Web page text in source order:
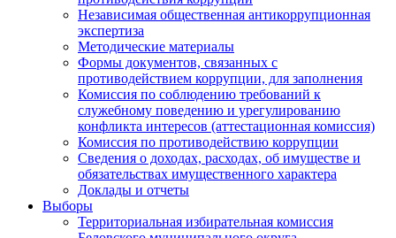
Независимая общественная антикоррупционная
экспертиза
Методические материалы
Формы документов, связанных с
противодействием коррупции, для заполнения
Комиссия по соблюдению требований к
служебному поведению и урегулированию
конфликта интересов (аттестационная комиссия)
Комиссия по противодействию коррупции
Сведения о доходах, расходах, об имуществе и
обязательствах имущественного характера
Доклады и отчеты
Выборы
Территориальная избирательная комиссия